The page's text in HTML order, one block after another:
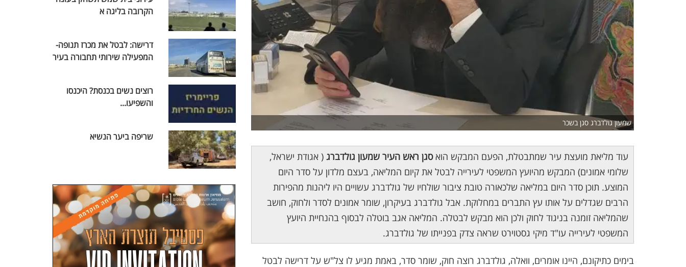
שמעון גולדברג סגן בשכר
עוד מליאת מועצת עיר שמתבטלת, הפעם המבקש הואסגן ראש העיר שמעון גולדברג ( אגודת ישראל,
שלומי אמונים) המבקש מהיועץ המשפטי לעירייה לבטל את קיום המליאה, בעצם מלדון על סדר היום
המוצע. תוכן סדר היום במליאה שלכאורה טובת ציבור שולחיו של גולדברג עשויים היו ליהנות מהפירות
הרבים שגדלים על אותו עץ התברים במחלוקת. אבל גולדברג בעיקרון, שומר אמונים לסדר ולחוק, חושב
שהמליאה זומנה בניגוד לחוק ולכן הוא מבקש לבטלה. המליאה אגב בוטלה לבסוף בהנחיית היועץ
המשפטי לעירייה עו"ד מיקי גסטוירט שראה צדק בפנייתו של גולדברג.
בימים כתיקונם, היינו אומרים, וואלה, גולדברג רוצה חוק, שומר סדר, באמת מגיע לו צל"ש על דרישה לבטל
הקרובה בליגה א
דרישה: לבטל את מכרז תנופה-
המפעילה שירותי תחבורה בעיר
רוצים נשים בכנסת? היכנסו
והשפיעו...
שריפה ביער הנשיא